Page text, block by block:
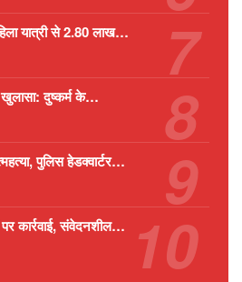
यात्री से 2.80 लाख…
खुलासा: दुष्कर्म के…
पुलिस हेडक्वार्टर…
कार्रवाई, संवेदनशील…